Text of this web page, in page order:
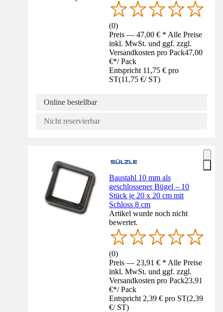
(0)
Preis — 47,00 € * Alle Preise
inkl. MwSt. und ggf. zzgl.
Versandkosten pro Pack47,00
€*/ Pack
Entspricht 11,75 € pro
ST(11,75 €/ ST)
Online bestellbar
Nicht reservierbar
Baustahl 10 mm als
geschlossener Bügel – 10
Stück je 20 x 20 cm mit
Schloss 8 cm
Artikel wurde noch nicht
bewertet.
(0)
Preis — 23,91 € * Alle Preise
inkl. MwSt. und ggf. zzgl.
Versandkosten pro Pack23,91
€*/ Pack
Entspricht 2,39 € pro ST(2,39
€/ ST)